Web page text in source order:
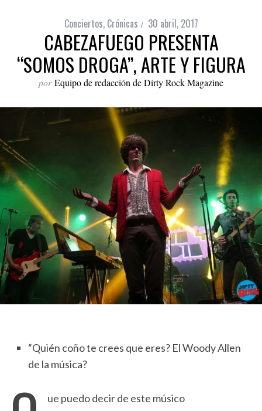
Conciertos, Crónicas 30 abril, 2017
CABEZAFUEGO PRESENTA
“SOMOS DROGA”, ARTE Y FIGURA
por Equipo de redacción de Dirty Rock Magazine
“Quién coño te crees que eres? El Woody Allen
de la música?
ue puedo decir de este músico